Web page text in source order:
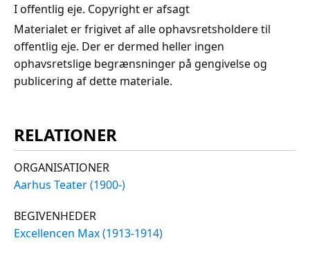
I offentlig eje. Copyright er afsagt
Materialet er frigivet af alle ophavsretsholdere til
offentlig eje. Der er dermed heller ingen
ophavsretslige begrænsninger på gengivelse og
publicering af dette materiale.
RELATIONER
ORGANISATIONER
Aarhus Teater (1900-)
BEGIVENHEDER
Excellencen Max (1913-1914)